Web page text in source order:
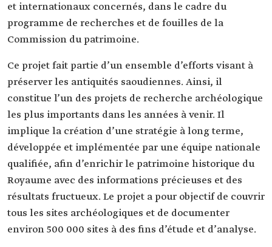
et internationaux concernés, dans le cadre du
programme de recherches et de fouilles de la
Commission du patrimoine.
Ce projet fait partie d’un ensemble d’efforts visant à
préserver les antiquités saoudiennes. Ainsi, il
constitue l’un des projets de recherche archéologique
les plus importants dans les années à venir. Il
implique la création d’une stratégie à long terme,
développée et implémentée par une équipe nationale
qualifiée, afin d’enrichir le patrimoine historique du
Royaume avec des informations précieuses et des
résultats fructueux. Le projet a pour objectif de couvrir
tous les sites archéologiques et de documenter
environ 500 000 sites à des fins d’étude et d’analyse.